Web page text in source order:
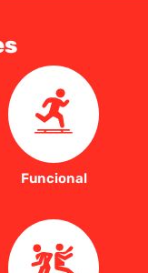
Funcional